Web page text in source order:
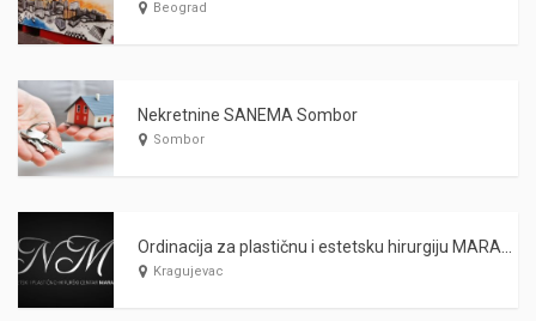
Beograd
Nekretnine SANEMA Sombor
Sombor
Kragujevac